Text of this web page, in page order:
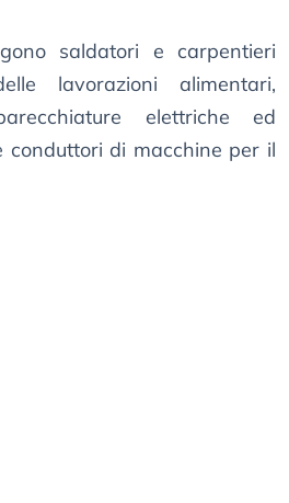
saldatori e carpentieri
lavorazioni alimentari,
elettriche ed
conduttori di macchine per il